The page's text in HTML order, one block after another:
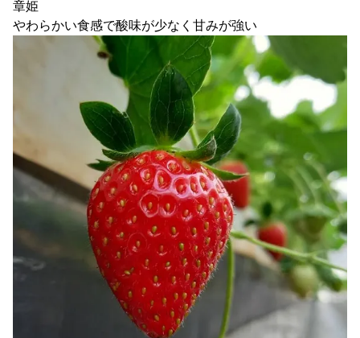
章姫
やわらかい食感で酸味が少なく甘みが強い